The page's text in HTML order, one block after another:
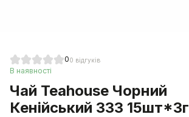
00 відгуків
В наявності
Чай Teahouse Чорний
Кенійський 333 15шт*3г